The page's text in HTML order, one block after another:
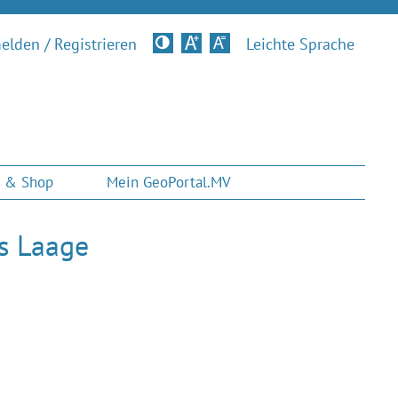
/ Registrieren KontrastversionLeichte Sprache
& Shop Mein GeoPortal.MV
Laage